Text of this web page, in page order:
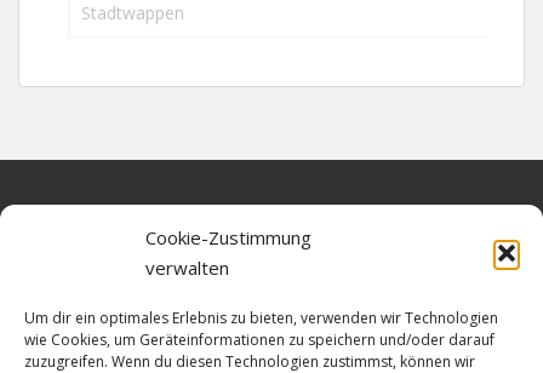
Cookie-Zustimmung
verwalten
Um dir ein optimales Erlebnis zu bieten, verwenden wir Technologien
wie Cookies, um Geräteinformationen zu speichern und/oder darauf
zuzugreifen. Wenn du diesen Technologien zustimmst, können wir
Stadtwappen
Datenschutz